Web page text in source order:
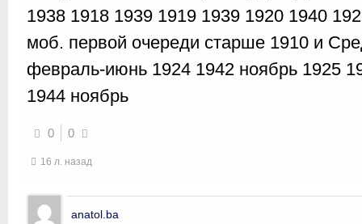
1938 1918 1939 1919 1939 1920 1940
моб. первой очереди старше 1910 и
февраль-июнь 1924 1942 ноябрь 1925
1944 ноябрь
0 0
16 л. назад
anatol.ba